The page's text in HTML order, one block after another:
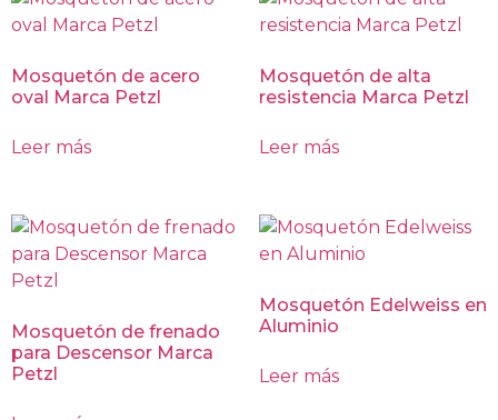
Mosquetón de acero
oval Marca Petzl
Leer más
Mosquetón de alta
resistencia Marca Petzl
Leer más
Mosquetón de frenado
para Descensor Marca
Petzl
Mosquetón Edelweiss en
Aluminio
Leer más